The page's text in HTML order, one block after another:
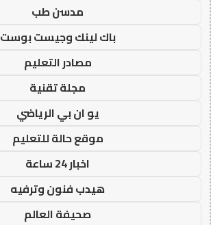
مدسن طب
باك لينك وجيست بوست
مصادر التعليم
مجلة تقنية
يو ان بي الرياضي
موقع حالة للتعليم
اخبار 24 ساعة
هيدب فنون وترفيه
صحيفة العالم